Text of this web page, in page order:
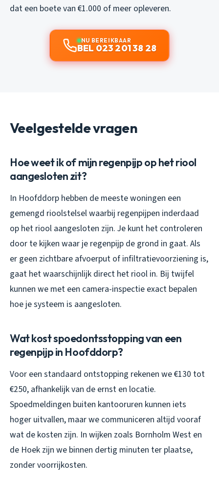
dat een boete van €1.000 of meer opleveren.
NU BEREIKBAAR
BEL 023 201 38 28
Veelgestelde vragen
Hoe weet ik of mijn regenpijp op het riool
aangesloten zit?
In Hoofddorp hebben de meeste woningen een
gemengd rioolstelsel waarbij regenpijpen inderdaad
op het riool aangesloten zijn. Je kunt het controleren
door te kijken waar je regenpijp de grond in gaat. Als
er geen zichtbare afvoerput of infiltratievoorziening is,
gaat het waarschijnlijk direct het riool in. Bij twijfel
kunnen we met een camera-inspectie exact bepalen
hoe je systeem is aangesloten.
Wat kost spoedontsstopping van een
regenpijp in Hoofddorp?
Voor een standaard ontstopping rekenen we €130 tot
€250, afhankelijk van de ernst en locatie.
Spoedmeldingen buiten kantooruren kunnen iets
hoger uitvallen, maar we communiceren altijd vooraf
wat de kosten zijn. In wijken zoals Bornholm West en
de Hoek zijn we binnen dertig minuten ter plaatse,
zonder voorrijkosten.